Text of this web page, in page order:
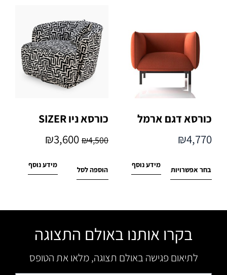
כורסא דגם ארמל
₪4,770
בחר אפשרויות
מידע נוסף
כורסא ניו SIZER
₪4,500
₪3,600
הוספה לסל
מידע נוסף
בקרו אותנו באולם התצוגה
לתיאום פגישה באולם תצוגה, מלאו את הטופס